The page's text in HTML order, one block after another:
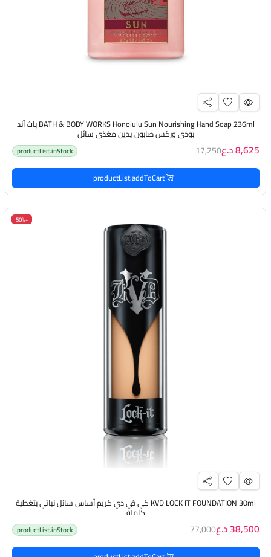
BATH & BODY WORKS Honolulu Sun Nourishing Hand Soap 236ml باث آند
بودي وركس صابون يدين مغذي سائل
8,625 د.ع 17,250
productList.inStock
productList.addToCart
-50%
KVD LOCK IT FOUNDATION 30ml كي في دي كريم أساس سائل نباتي بتغطية
كاملة
38,500 د.ع 77,000
productList.inStock